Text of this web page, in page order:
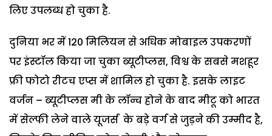
लिए उपलब्ध हो चुका है.
दुनिया भर में 120 मिलियन से अधिक मोबाइल उपकरणों
पर इंस्टॉल किया जा चुका ब्यूटीप्लस, विश्व के सबसे मशहूर
फ्री फोटो रीटच एप्स में शामिल हो चुका है. इसके लाइट
वर्जन – ब्यूटीप्लस मी के लॉन्च होने के बाद मीटू को भारत
में सेल्फी लेने वाले यूजर्स के बड़े वर्ग से जुड़ने की उम्मीद है,